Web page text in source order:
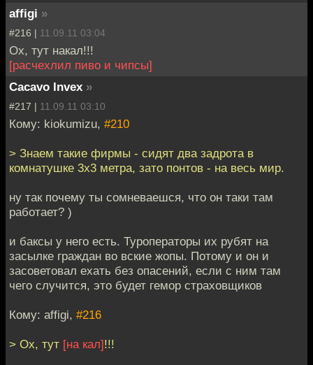
affigi »
#216 | 11.09.11 03:04
Ох, тут накал!!!
[расчехлил пиво и чипсы]
Cacavo Invex »
#217 | 11.09.11 03:10
Кому: kiokumizu, #210
> Знаем такие фирмы - сидят два задрота в
комнатушке 3х3 метра, зато понтов - на весь мир.
ну так почему ты сомневаешся, что он таки там
работает? )
и баксы у него есть. Туроператоры их рубят на
засылке граждан во вские жопы. Потому и он и
засоветовал ехать без опасений, если с ним там
чего случится, это будет гемор страховщиков
Кому: affigi, #216
> Ох, тут [на кал]!!!